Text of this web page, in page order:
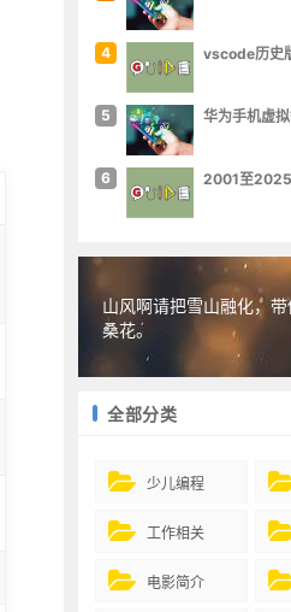
4
vscode历史
5
6
山风啊请把雪山融化，
桑花。
全部分类
少儿编程
工作相关
电影简介